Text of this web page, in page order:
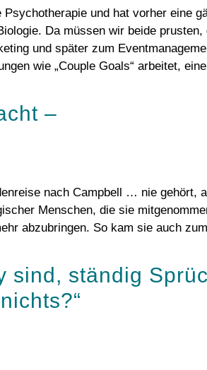
und hat vorher eine
Da müssen wir beide
und später zum
wie „Couple Goals“ arbeitet,
–
nach Campbell … nie gehört,
Menschen, die sie
abzubringen. So kam sie auch
sind, ständig